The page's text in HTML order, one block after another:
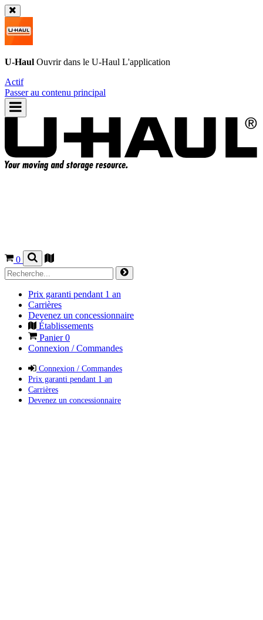
U-Haul Ouvrir dans le U-Haul L'application
Actif
Passer au contenu principal
0
Prix garanti pendant 1 an
Carrières
Devenez un concessionnaire
Établissements
Panier0
Connexion / Commandes
Connexion / Commandes
Prix garanti pendant 1 an
Carrières
Devenez un concessionnaire